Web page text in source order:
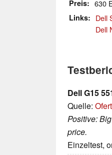
Preis 630
Links
Dell
Dell
Dell G15
Quelle:
Positive:
price.
Einzeltest,